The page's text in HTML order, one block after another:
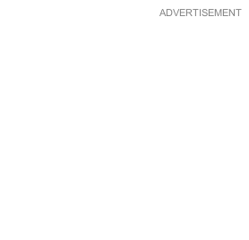
ADVERTISEMENT